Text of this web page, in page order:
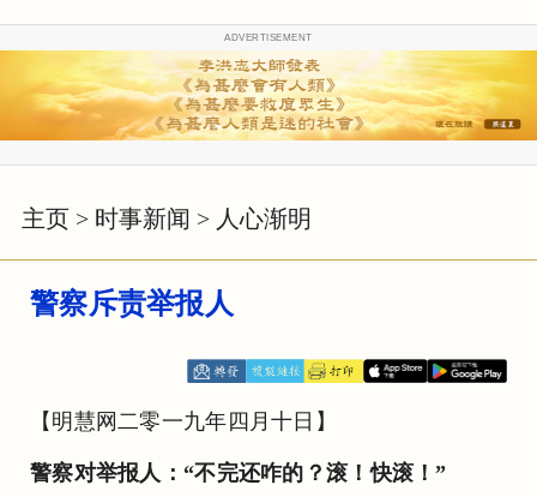
ADVERTISEMENT
主页 > 时事新闻 > 人心渐明
警察斥责举报人
【明慧网二零一九年四月十日】
警察对举报人：“不完还咋的？滚！快滚！”